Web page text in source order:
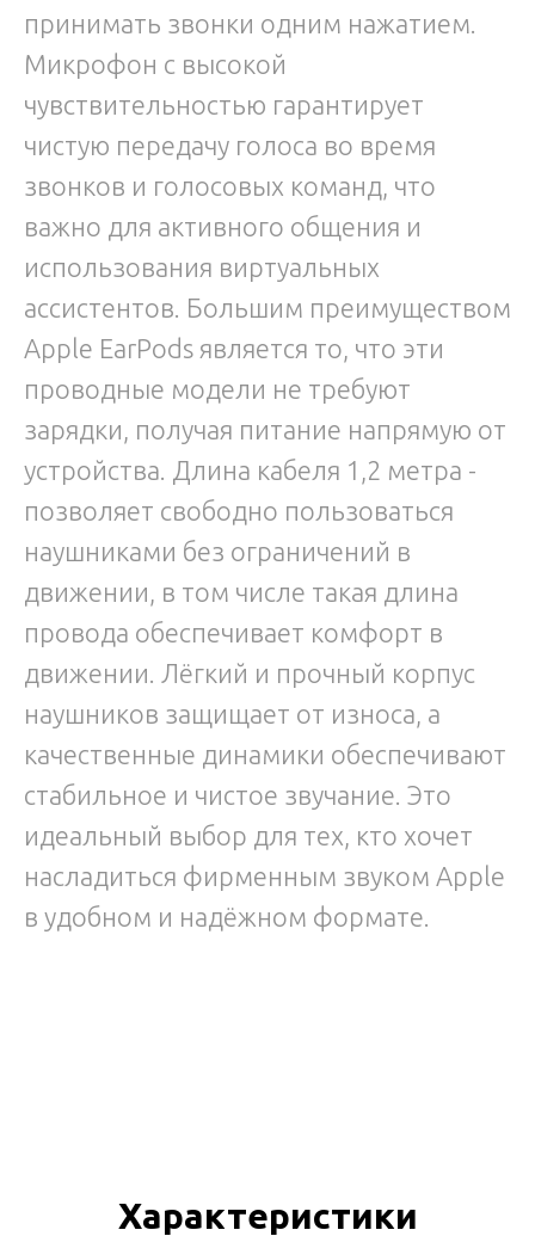
принимать звонки одним нажатием.
Микрофон с высокой
чувствительностью гарантирует
чистую передачу голоса во время
звонков и голосовых команд, что
важно для активного общения и
использования виртуальных
ассистентов. Большим преимуществом
Apple EarPods является то, что эти
проводные модели не требуют
зарядки, получая питание напрямую от
устройства. Длина кабеля 1,2 метра -
позволяет свободно пользоваться
наушниками без ограничений в
движении, в том числе такая длина
провода обеспечивает комфорт в
движении. Лёгкий и прочный корпус
наушников защищает от износа, а
качественные динамики обеспечивают
стабильное и чистое звучание. Это
идеальный выбор для тех, кто хочет
насладиться фирменным звуком Apple
в удобном и надёжном формате.
Характеристики